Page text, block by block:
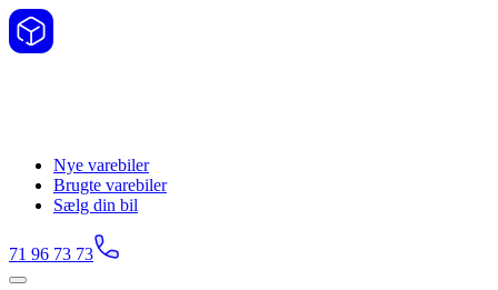
Nye varebiler
Brugte varebiler
Sælg din bil
71 96 73 73